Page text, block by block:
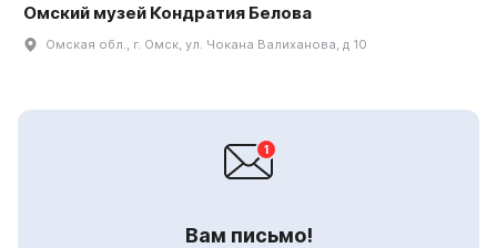
Омский музей Кондратия Белова
Омская обл., г. Омск, ул. Чокана Валиханова, д 10
Вам письмо!